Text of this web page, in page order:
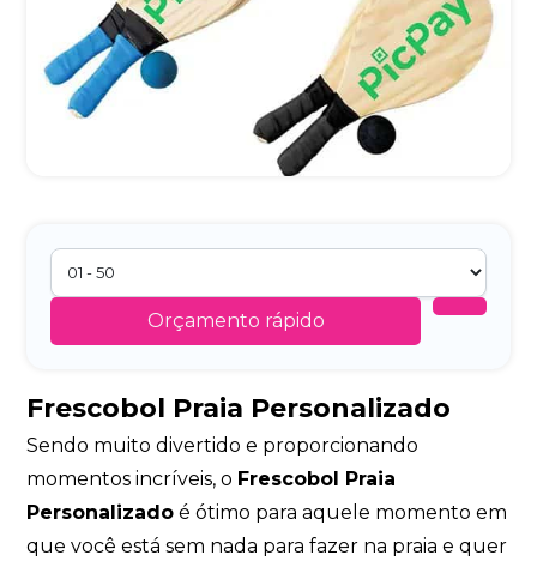
Orçamento rápido
Frescobol Praia Personalizado
Sendo muito divertido e proporcionando
momentos incríveis, o Frescobol Praia
Personalizado é ótimo para aquele momento em
que você está sem nada para fazer na praia e quer